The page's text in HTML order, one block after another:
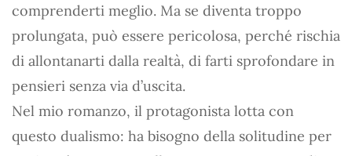
comprenderti meglio. Ma se diventa troppo
prolungata, può essere pericolosa, perché rischia
di allontanarti dalla realtà, di farti sprofondare in
pensieri senza via d’uscita.
Nel mio romanzo, il protagonista lotta con
questo dualismo: ha bisogno della solitudine per